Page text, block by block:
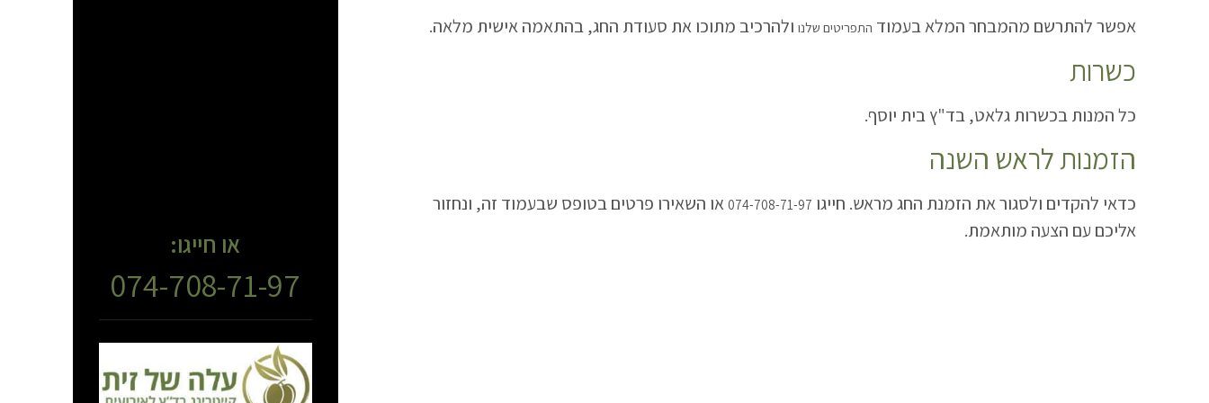
אפשר להתרשם מהמבחר המלא בעמוד התפריטים שלנוולהרכיב מתוכו את סעודת החג, בהתאמה אישית מלאה.
כשרות
כל המנות בכשרות גלאט, בד"ץ בית יוסף.
הזמנות לראש השנה
כדאי להקדים ולסגור את הזמנת החג מראש. חייגו 074-708-71-97או השאירו פרטים בטופס שבעמוד זה, ונחזור
אליכם עם הצעה מותאמת.
או חייגו:
074-708-71-97